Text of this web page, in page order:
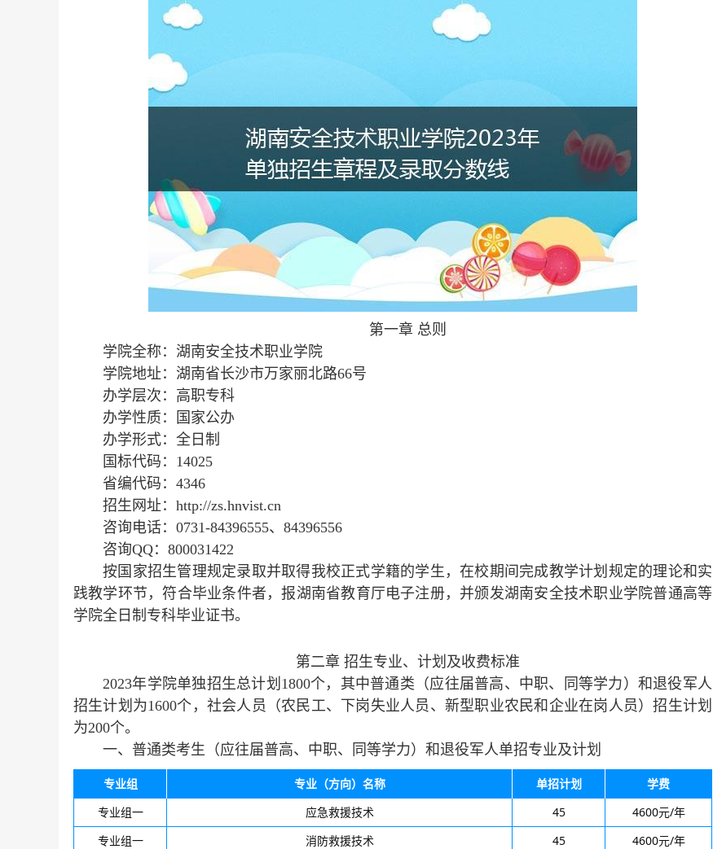
第一章 总则
学院全称：湖南安全技术职业学院
学院地址：湖南省长沙市万家丽北路66号
办学层次：高职专科
办学性质：国家公办
办学形式：全日制
国标代码：14025
省编代码：4346
招生网址：http://zs.hnvist.cn
咨询电话：0731-84396555、84396556
咨询QQ：800031422
按国家招生管理规定录取并取得我校正式学籍的学生，在校期间完成教学计划规定的理论和实
践教学环节，符合毕业条件者，报湖南省教育厅电子注册，并颁发湖南安全技术职业学院普通高等
学院全日制专科毕业证书。
第二章 招生专业、计划及收费标准
2023年学院单独招生总计划1800个，其中普通类（应往届普高、中职、同等学力）和退役军人
招生计划为1600个，社会人员（农民工、下岗失业人员、新型职业农民和企业在岗人员）招生计划
为200个。
一、普通类考生（应往届普高、中职、同等学力）和退役军人单招专业及计划
专业组 专业（方向）名称 单招计划
学费
专业组一
应急救援技术 45
4600元/年
专业组一
消防救援技术 45
4600元/年